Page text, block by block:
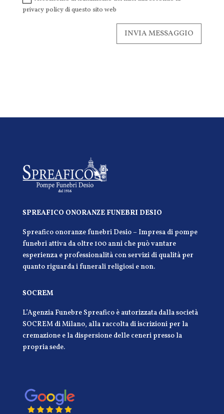
privacy policy di questo sito web
INVIA MESSAGGIO
SPREAFICO ONORANZE FUNEBRI DESIO
Spreafico onoranze funebri Desio – Impresa di pompe
funebri attiva da oltre 100 anni che può vantare
esperienza e professionalità con servizi di qualità per
quanto riguarda i funerali religiosi e non.
SOCREM
L’Agenzia Funebre Spreafico è autorizzata dalla società
SOCREM di Milano, alla raccolta di iscrizioni per la
cremazione e la dispersione delle ceneri presso la
propria sede.